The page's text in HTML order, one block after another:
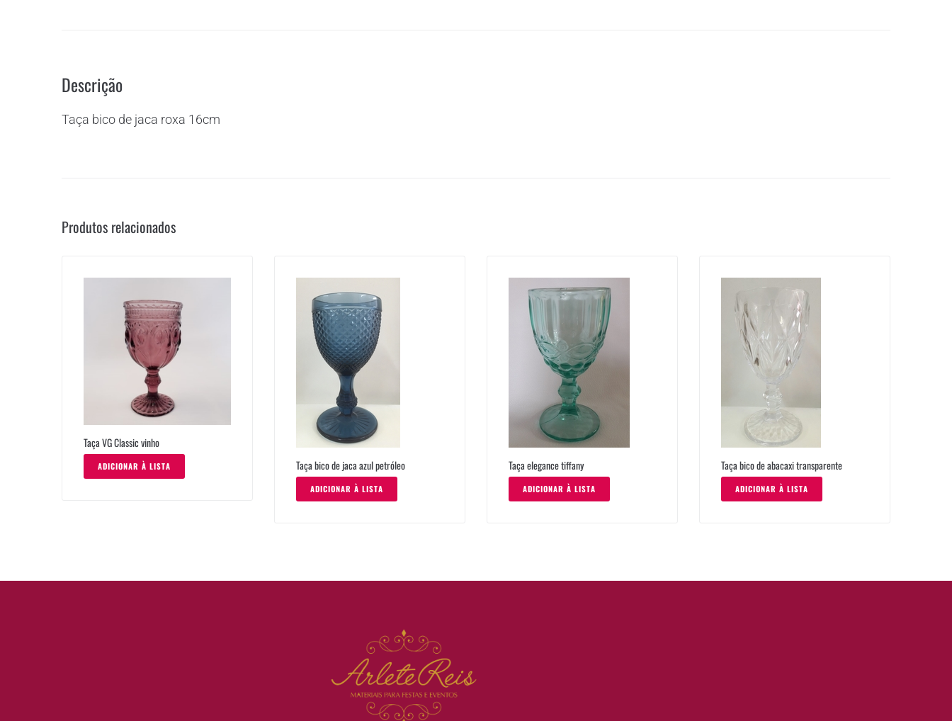
Descrição
Taça bico de jaca roxa 16cm
Produtos relacionados
Taça VG Classic vinho
ADICIONAR À LISTA Taça bico de jaca azul petróleo
ADICIONAR À LISTA
Taça elegance tiffany
ADICIONAR À LISTA
Taça bico de abacaxi transparente
ADICIONAR À LISTA